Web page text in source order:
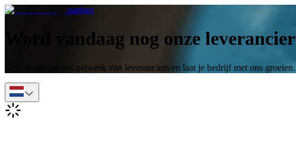
partner
Word vandaag nog onze leverancier
Sluit je aan bij ons netwerk van leveranciers en laat je bedrijf met ons groeien.